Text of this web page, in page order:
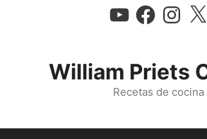
YouTubeFacebook X
William Priets
Recetas de cocina